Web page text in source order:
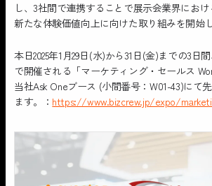
し、3社間で連携することで展示会業界にお
新たな体験価値向上に向けた取り組みを開始し
本日2025年1月29日(水)から31日(金)までの3日
で開催される「マーケティング・セールス
当社Ask Oneブース (小間番号：W01-43)にて
ます。： https://www.bizcrew.jp/expo/